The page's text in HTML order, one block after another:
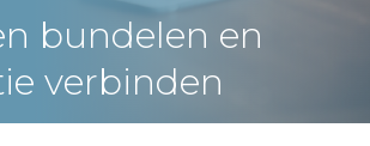
bundelen en
verbinden